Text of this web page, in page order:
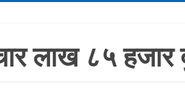
लाख ८५ हजार